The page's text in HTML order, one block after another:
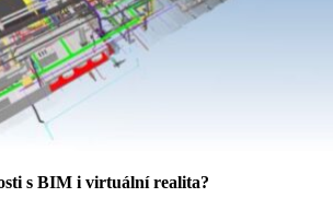
s BIM i virtuální realita?